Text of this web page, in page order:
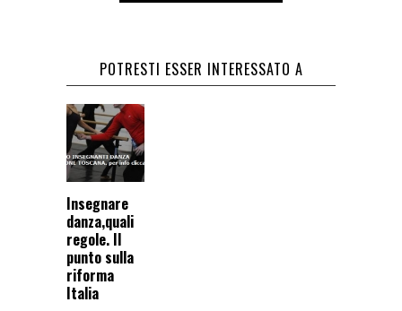
POTRESTI ESSER INTERESSATO A
Insegnare
danza,quali
regole. Il
punto sulla
riforma
Italia